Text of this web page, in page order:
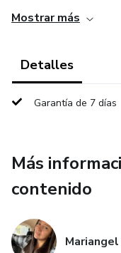
✔️ Errores comunes
cómo evitarlos)
todo el día
✔️ Consejos de
directamente en el olor
Mostrar más
Detalles
Garantía de 7 días
Más
contenido